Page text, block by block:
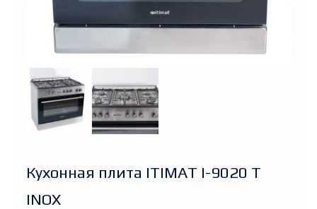
Кухонная плита ITIMAT I-9020 T
INOX